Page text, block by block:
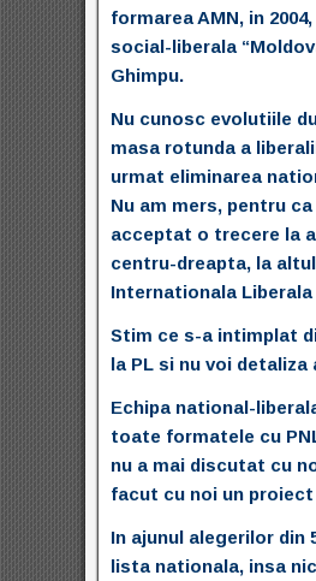
formarea AMN, in
social-liberala
Ghimpu.
Nu cunosc evolutiile
masa rotunda a
urmat eliminarea
Nu am mers, pentru
acceptat o trecere la
centru-dreapta, la
Internationala
Stim ce s-a intimplat
la PL si nu voi detaliza
Echipa national-
toate formatele cu
nu a mai discutat cu
facut cu noi un
In ajunul alegerilor din
lista nationala, insa